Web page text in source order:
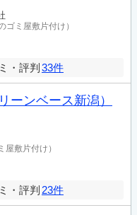
ゴミ屋敷片付け）
・評判 33件
ーンベース新潟）
屋敷片付け）
・評判 23件